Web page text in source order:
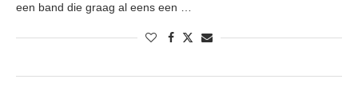
een band die graag al eens een …